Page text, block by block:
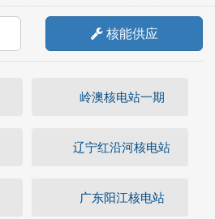
核能供应
岭澳核电站一期
辽宁红沿河核电站
广东阳江核电站